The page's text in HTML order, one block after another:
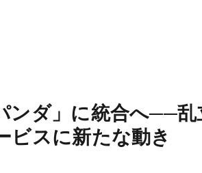
ンダ」に統合へ──
ビスに新たな動き